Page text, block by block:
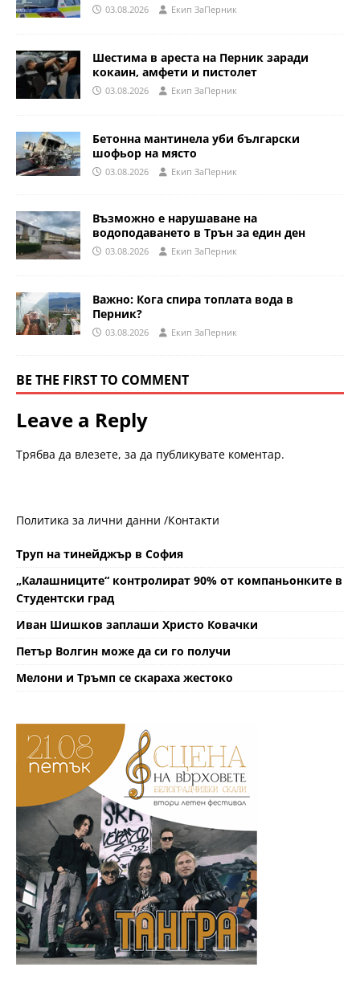
03.08.2026 Eкип ЗаПерник
Шестима в ареста на Перник заради
кокаин, амфети и пистолет
03.08.2026 Eкип ЗаПерник
Бетонна мантинела уби български
шофьор на място
03.08.2026 Eкип ЗаПерник
Възможно е нарушаване на
водоподаването в Трън за един ден
03.08.2026 Eкип ЗаПерник
Важно: Кога спира топлата вода в
Перник?
03.08.2026 Eкип ЗаПерник
BE THE FIRST TO COMMENT
Leave a Reply
Трябва да влезете, за да публикувате коментар.
Политика за лични данни /Контакти
Труп на тинейджър в София
„Калашниците“ контролират 90% от компаньонките в
Студентски град
Иван Шишков заплаши Христо Ковачки
Петър Волгин може да си го получи
Мелони и Тръмп се скараха жестоко